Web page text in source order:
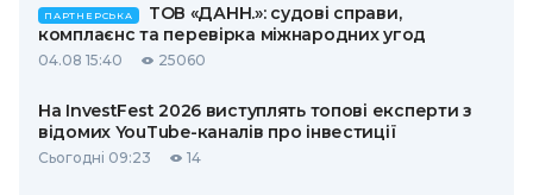
ПАРТНЕРСЬКА
ТОВ «ДАНН.»: судові справи,
комплаєнс та перевірка міжнародних угод
04.08 15:40 25060
На InvestFest 2026 виступлять топові експерти з
відомих YouTube-каналів про інвестиції
Сьогодні 09:23 14